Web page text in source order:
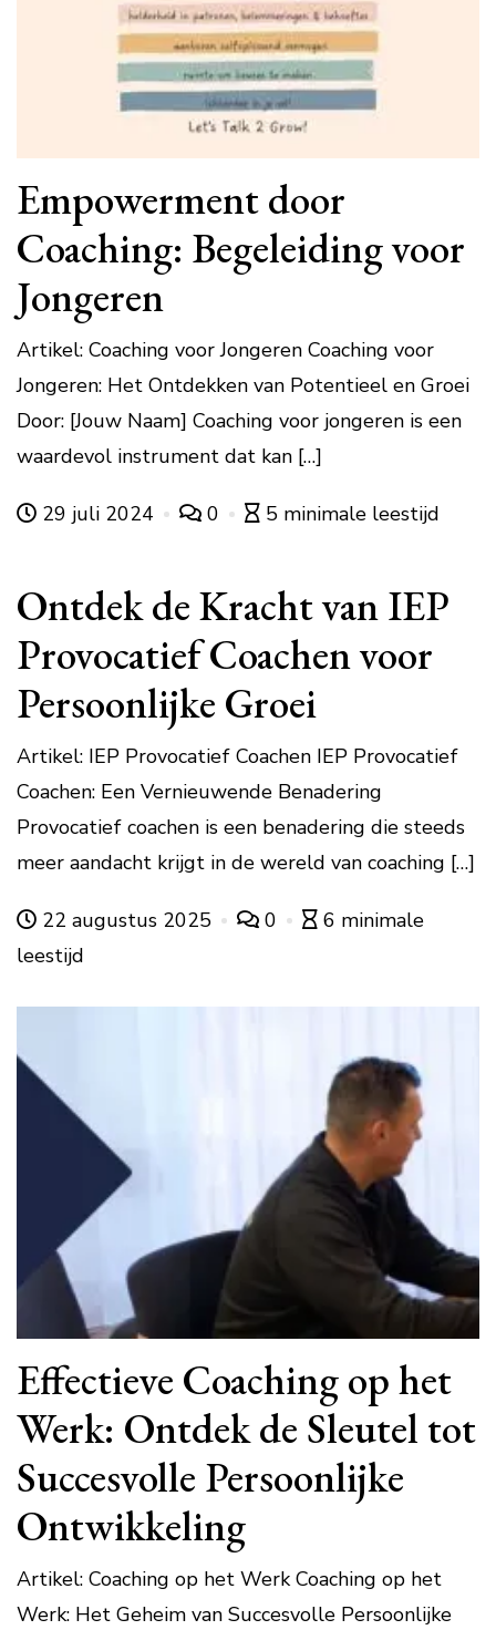
Empowerment door
Coaching: Begeleiding voor
Jongeren
Artikel: Coaching voor Jongeren Coaching voor
Jongeren: Het Ontdekken van Potentieel en Groei
Door: [Jouw Naam] Coaching voor jongeren is een
waardevol instrument dat kan […]
29 juli 2024 0 5 minimale leestijd
Ontdek de Kracht van IEP
Provocatief Coachen voor
Persoonlijke Groei
Artikel: IEP Provocatief Coachen IEP Provocatief
Coachen: Een Vernieuwende Benadering
Provocatief coachen is een benadering die steeds
meer aandacht krijgt in de wereld van coaching […]
22 augustus 2025 0
6 minimale
leestijd
Effectieve Coaching op het
Werk: Ontdek de Sleutel tot
Succesvolle Persoonlijke
Ontwikkeling
Artikel: Coaching op het Werk Coaching op het
Werk: Het Geheim van Succesvolle Persoonlijke